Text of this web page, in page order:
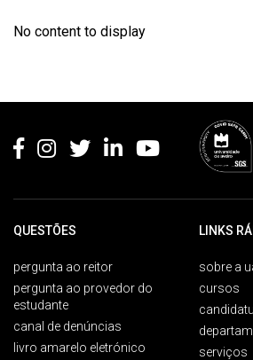
No content to display
QUESTÕES
pergunta ao reitor
pergunta ao provedor do
estudante
canal de denúncias
livro amarelo eletrónico
LINKS
sobre a
cursos
serviços